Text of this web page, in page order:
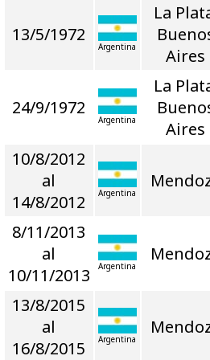
13/5/1972
Argentina
La
Aires
24/9/1972
Argentina
La
Aires
10/8/2012
al
14/8/2012
Argentina
8/11/2013
al
10/11/2013
Argentina
13/8/2015
al
16/8/2015
Argentina